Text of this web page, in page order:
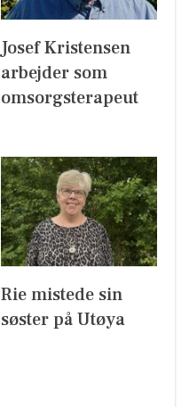
Josef Kristensen
arbejder som
omsorgsterapeut
Rie mistede sin
søster på Utøya